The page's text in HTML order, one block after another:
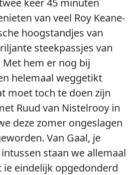
keer 45 minuten
van veel Roy Keane-
hoogstandjes van
steekpassjes van
hem er nog bij
helemaal weggetikt
moet toch te doen zijn
Ruud van Nistelrooy in
deze zomer ongeslagen
Van Gaal, je
staan we allemaal
eindelijk opgedonderd